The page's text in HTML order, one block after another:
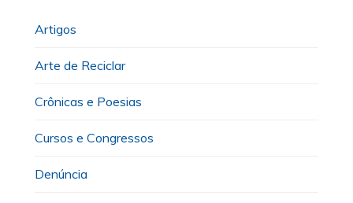
Artigos
Arte de Reciclar
Crônicas e Poesias
Cursos e Congressos
Denúncia